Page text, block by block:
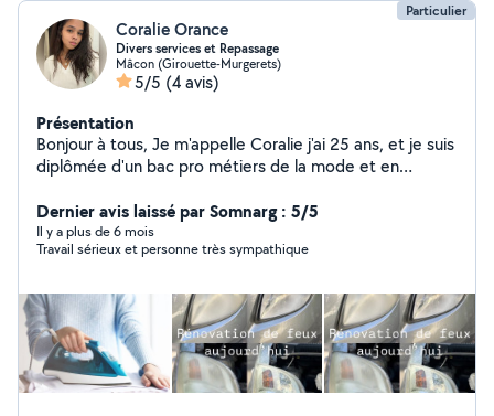
Particulier
Coralie Orance
Divers services et Repassage
Mâcon (Girouette-Murgerets)
5/5 (4 avis)
Présentation
Bonjour à tous, Je m'appelle Coralie j'ai 25 ans, et je suis
diplômée d'un bac pro métiers de la mode et en
propose mes services pour du repassage, de la livraison
de courses, ou encore de l'aide dans vos démarches
administratives. Je propose également en collaboration
voitures ou encore un passage de la balise afin de
détester un éventuel problèmes. N'hésitez pas à
m'écrire.
Dernier avis laissé par Somnarg : 5/5
Il y a plus de 6 mois
Travail sérieux et personne très sympathique